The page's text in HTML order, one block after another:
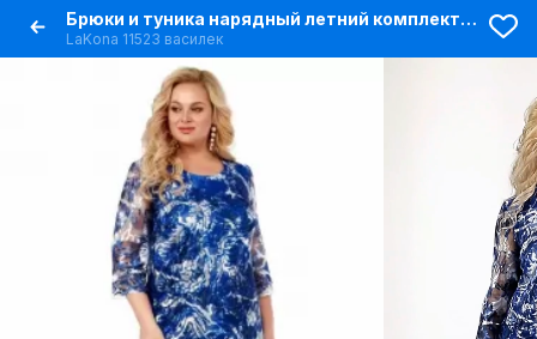
Брюки и туника нарядный летний комплект из текстиля
LaKona 11523 василек